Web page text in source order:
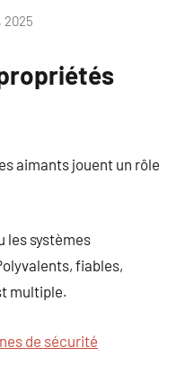
2025
aimants jouent un rôle
les systèmes
fiables,
multiple.
de sécurité